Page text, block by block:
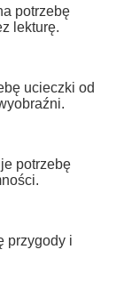
potrzebę
lekturę.
ucieczki od
potrzebę
przygody i